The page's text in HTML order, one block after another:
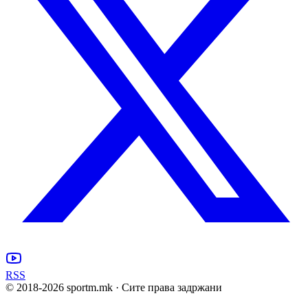
RSS
© 2018-2026 sportm.mk · Сите права задржани